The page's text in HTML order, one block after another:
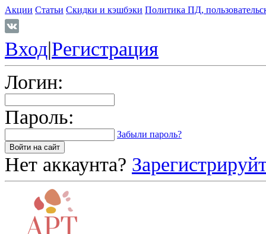
Акции Статьи Скидки и кэшбэки Политика ПД,
Вход|Регистрация
Логин:
Пароль:
Забыли пароль?
Нет аккаунта?